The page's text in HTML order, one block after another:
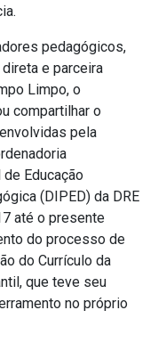
pedagógicos,
e parceira
Limpo, o
compartilhar o
pela
Educação
(DIPED) da DRE
até o presente
do processo de
do Currículo da
que teve seu
no próprio